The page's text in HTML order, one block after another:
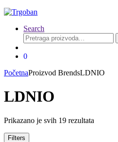
Search
Pretraga
za:
0
PočetnaProizvod BrendsLDNIO
LDNIO
Prikazano je svih 19 rezultata
Filters